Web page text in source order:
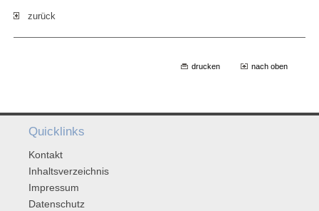
zurück
drucken nach oben
Quicklinks
Kontakt
Inhaltsverzeichnis
Impressum
Datenschutz